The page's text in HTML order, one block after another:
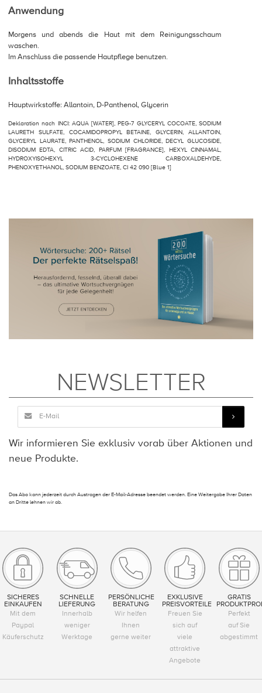
Anwendung
Morgens und abends die Haut mit dem Reinigungsschaum
waschen.
Im Anschluss die passende Hautpflege benutzen.
Inhaltsstoffe
Hauptwirkstoffe: Allantoin, D-Panthenol, Glycerin
Deklaration nach INCI: AQUA [WATER], PEG-7 GLYCERYL COCOATE, SODIUM
LAURETH SULFATE, COCAMIDOPROPYL BETAINE, GLYCERIN, ALLANTOIN,
GLYCERYL LAURATE, PANTHENOL, SODIUM CHLORIDE, DECYL GLUCOSIDE,
DISODIUM EDTA, CITRIC ACID, PARFUM [FRAGRANCE], HEXYL CINNAMAL,
HYDROXYISOHEXYL 3-CYCLOHEXENE CARBOXALDEHYDE,
PHENOXYETHANOL, SODIUM BENZOATE, CI 42 090 [Blue 1]
NEWSLETTER
Wir informieren Sie exklusiv vorab über Aktionen und
neue Produkte.
Das Abo kann jederzeit durch Austragen der E-Mail-Adresse beendet werden. Eine Weitergabe Ihrer Daten
an Dritte lehnen wir ab.
SICHERES
EINKAUFEN
Mit dem
Paypal
Käuferschutz
SCHNELLE
LIEFERUNG
Innerhalb
weniger
Werktage
PERSÖNLICHE
BERATUNG
Wir helfen
Ihnen
gerne weiter
EXKLUSIVE
PREISVORTEILE
Freuen Sie
sich auf
viele
attraktive
Angebote
GRATIS
Perfekt
auf Sie
abgestimmt